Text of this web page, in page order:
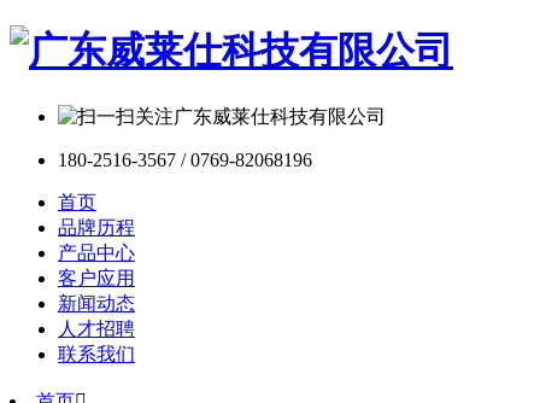
180-2516-3567 / 0769-82068196
首页
品牌历程
产品中心
客户应用
新闻动态
人才招聘
联系我们